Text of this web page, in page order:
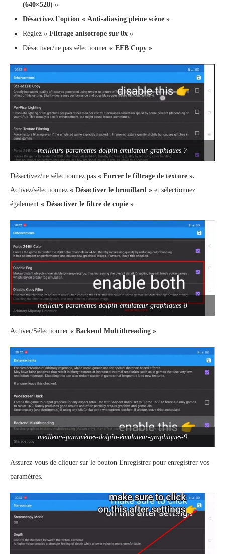
(640×528) »
Désactivez l’option « Anti-aliasing pleine scène »
Réglez « Filtrage anisotrope sur 8x »
Désactiver/ne pas sélectionner « EFB Copy »
meilleurs-paramètres-dolpin-émulateur-graphiques-7
Désactivez/ne sélectionnez pas « Forcer le filtrage de texture ».
Activez/sélectionnez « Désactiver le brouillard » et sélectionnez
également « Désactiver le filtre de copie »
meilleurs-paramètres-dolpin-émulateur-graphiques-8
Activer/Sélectionner « Backend Multithreading »
meilleurs-paramètres-dolpin-émulateur-graphiques-9
Assurez-vous de cliquer sur le bouton Enregistrer pour enregistrer vos
paramètres.